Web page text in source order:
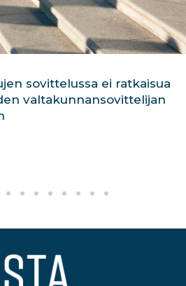
sovittelussa ei ratkaisua
valtakunnansovittelijan